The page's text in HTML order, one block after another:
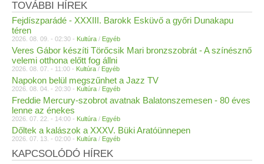
TOVÁBBI HÍREK
Fejdíszparádé - XXXIII. Barokk Esküvő a győri Dunakapu
téren
2026. 08. 09. - 02:30 - Kultúra / Egyéb
Veres Gábor készíti Törőcsik Mari bronzszobrát - A színésznő
velemi otthona előtt fog állni
2026. 08. 07. - 11:00 - Kultúra / Egyéb
Napokon belül megszűnhet a Jazz TV
2026. 08. 04. - 20:30 - Kultúra / Egyéb
Freddie Mercury-szobrot avatnak Balatonszemesen - 80 éves
lenne az énekes
2026. 07. 22. - 14:00 - Kultúra / Egyéb
Dőltek a kalászok a XXXV. Büki Aratóünnepen
2026. 07. 13. - 02:00 - Kultúra / Egyéb
KAPCSOLÓDÓ HÍREK